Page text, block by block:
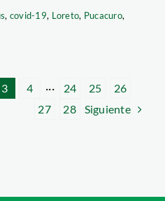
, covid-19, Loreto, Pucacuro,
3 4 ··· 24 25
26
27
28 Siguiente